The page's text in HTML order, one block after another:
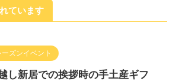
ています
ーズンイベント
し新居での挨拶時の手土産ギフ